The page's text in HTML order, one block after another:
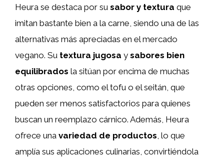
Heura se destaca por su sabor y textura que
imitan bastante bien a la carne, siendo una de las
alternativas más apreciadas en el mercado
vegano. Su textura jugosa y sabores bien
equilibrados la sitúan por encima de muchas
otras opciones, como el tofu o el seitán, que
pueden ser menos satisfactorios para quienes
buscan un reemplazo cárnico. Además, Heura
ofrece una variedad de productos , lo que
amplía sus aplicaciones culinarias, convirtiéndola